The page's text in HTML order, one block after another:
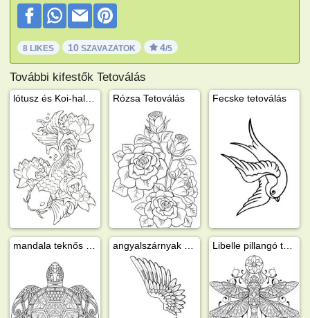
8 LIKES 10 SZAVAZATOK 4/5
További kifestők Tetoválás
Rózsa Tetoválás Fecske tetoválás